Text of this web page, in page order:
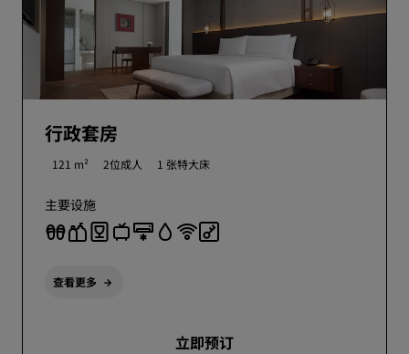
行政套房
121 m² 2位成人 1 张特大床
主要设施
查看更多
立即预订